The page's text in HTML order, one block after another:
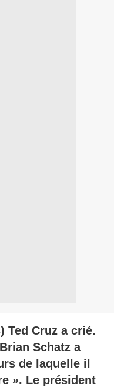
Ted Cruz a crié.
Schatz a
de laquelle il
». Le président